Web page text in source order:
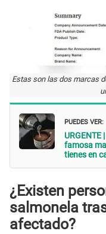
Estas son las dos marcas
PUEDES VER:
URGENTE
famosa
tienes en
¿Existen
salmonela
afectado?